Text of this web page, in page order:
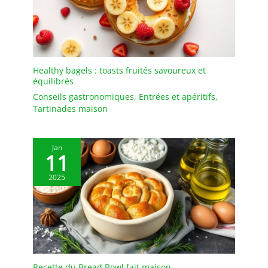
sont fabriqués en acier
inoxydable 18/8 (304) de
qualité supérieure, sans
BPA, ne rouillent pas, ne
s'oxydent pas et ne se
décolorent pas. Ils ne
métal bon marché,
réutilisés à long terme
Finition arrondie : les
deux extrémités de
chaque Pailles Inox ont
subi plusieurs étapes de
polissage fin et
d'arrondissage, pour une
surface lisse et sans
bavures. Le toucher est
doux, n'abîme pas les
Healthy bagels : toasts fruités savoureux et
équilibrés
Conseils gastronomiques, Entrées et apéritifs,
Tartinades maison
Jan
11
2025